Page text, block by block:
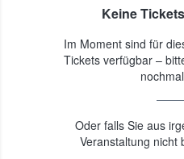
Keine
Im Moment sind für
Tickets verfügbar –
Oder falls Sie aus
Veranstaltung nicht